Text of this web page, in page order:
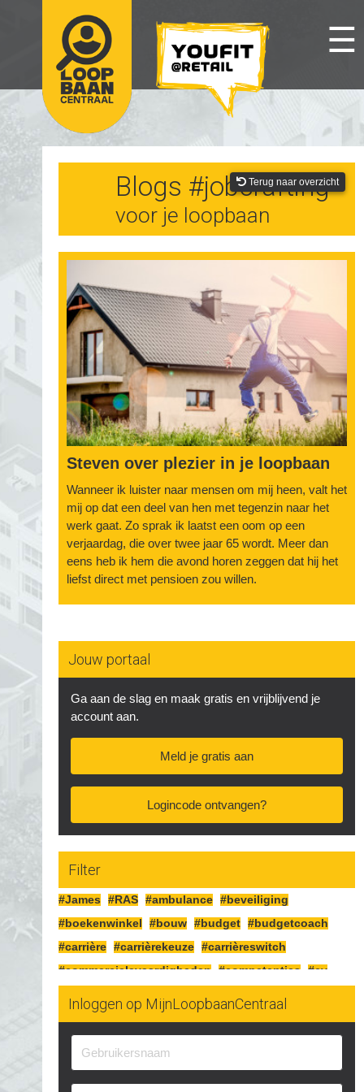
☰
Blogs #jobcrafting
voor je loopbaan
Terug naar overzicht
Steven over plezier in je loopbaan
Wanneer ik luister naar mensen om mij heen, valt het
mij op dat een deel van hen met tegenzin naar het
werk gaat. Zo sprak ik laatst een oom op een
verjaardag, die over twee jaar 65 wordt. Meer dan
eens heb ik hem die avond horen zeggen dat hij het
liefst direct met pensioen zou willen.
Jouw portaal
Ga aan de slag en maak gratis en vrijblijvend je
account aan.
Meld je gratis aan
Logincode ontvangen?
Filter
#James #RAS #ambulance #beveiliging
#boekenwinkel
#bouw #budget #budgetcoach
#carrière #carrièrekeuze #carrièreswitch
#commercielevaardigheden #competenties #cv
#elektrotechniek
#flexibel
#industrie
Inloggen op MijnLoopbaanCentraal